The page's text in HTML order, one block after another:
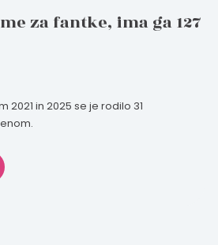
za fantke, ima ga 127
2021 in 2025 se je rodilo 31